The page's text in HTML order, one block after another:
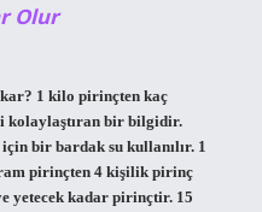
Olur
1 kilo pirinçten kaç
kolaylaştıran bir bilgidir.
bir bardak su kullanılır. 1
pirinçten 4 kişilik pirinç
yetecek kadar pirinçtir. 15